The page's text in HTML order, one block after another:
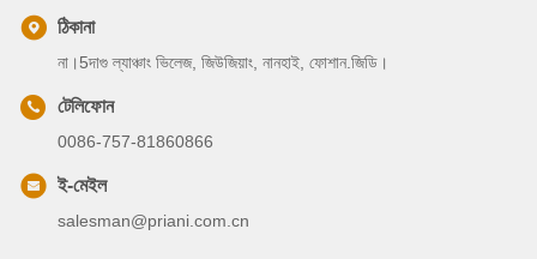
ঠিকানা
না।5দাগু ল্যাঞ্চাং ভিলেজ, জিউজিয়াং, নানহাই, ফোশান.জিডি।
টেলিফোন
0086-757-81860866
ই-মেইল
salesman@priani.com.cn